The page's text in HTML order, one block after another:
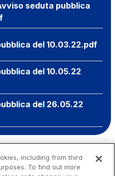
seduta pubblica
del 10.03.22.pdf
del 10.05.22
del 26.05.22
including from third
To find out more